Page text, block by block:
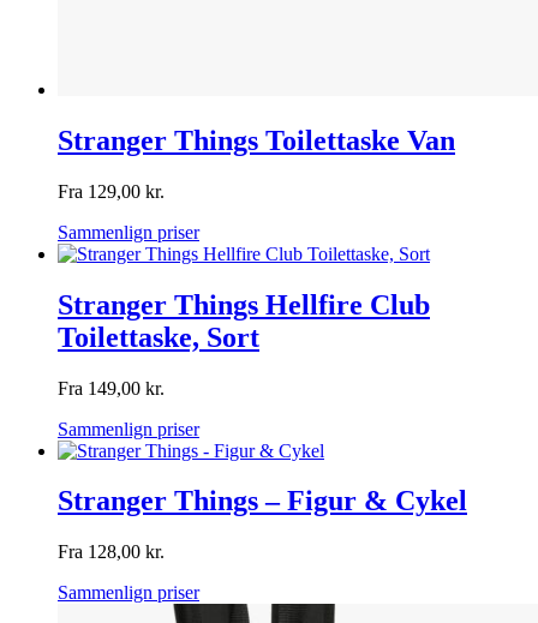
Stranger Things Toilettaske Van
Fra 129,00 kr.
Sammenlign priser
Stranger Things Hellfire Club
Toilettaske, Sort
Fra 149,00 kr.
Sammenlign priser
Stranger Things – Figur & Cykel
Fra 128,00 kr.
Sammenlign priser